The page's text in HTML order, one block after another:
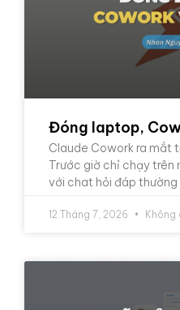
Đóng laptop,
Claude Cowork ra mắt
Trước giờ chỉ chạy trên
với chat hỏi đáp thường
12 Tháng 7, 2026 Không